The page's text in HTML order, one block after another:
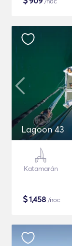
Lagoon 43
Katamarán
$1,458 /noc